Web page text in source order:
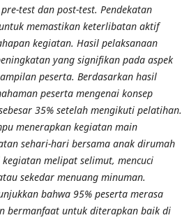
test dan post-test. Pendekatan
memastikan keterlibatan aktif
kegiatan. Hasil pelaksanaan
yang signifikan pada aspek
peserta. Berdasarkan hasil
peserta mengenai konsep
35% setelah mengikuti pelatihan.
menerapkan kegiatan main
sehari-hari bersama anak dirumah
melipat selimut, mencuci
sekedar menuang minuman.
bahwa 95% peserta merasa
bermanfaat untuk diterapkan baik di